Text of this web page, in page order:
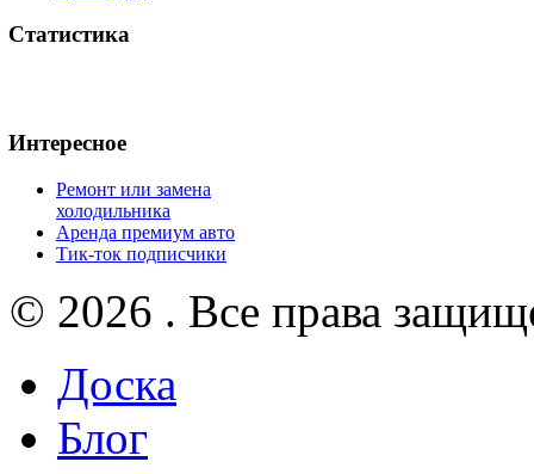
Статистика
Интересное
Ремонт или замена
холодильника
Аренда премиум авто
Тик-ток подписчики
© 2026 . Все права
Доска
Блог